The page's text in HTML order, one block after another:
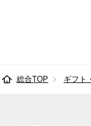
総合TOP ギフト